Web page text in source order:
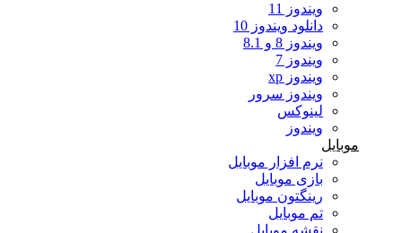
ویندوز 11
دانلود ویندوز 10
ویندوز 8 و 8.1
ویندوز 7
ویندوز xp
ویندوز سرور
لینوکس
ویندوز
نرم افزار موبایل
بازی موبایل
رینگتون موبایل
تم موبایل
نقشه موبایل